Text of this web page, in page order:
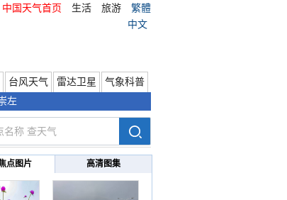
中国天气首页 生活 旅游
繁體
中文
台风天气 雷达卫星
气象科普
左
点图片 高清图集